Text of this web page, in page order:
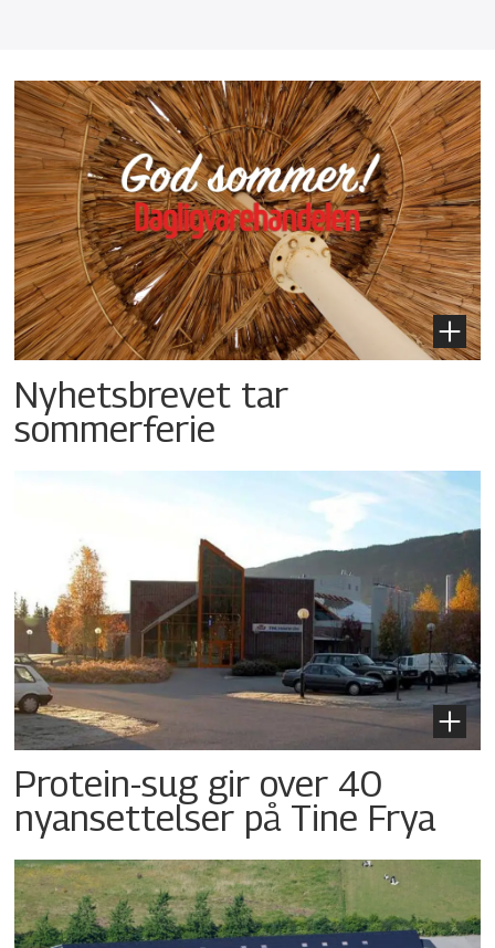
Nyhetsbrevet tar
sommerferie
Protein-sug gir over 40
nyansettelser på Tine Frya